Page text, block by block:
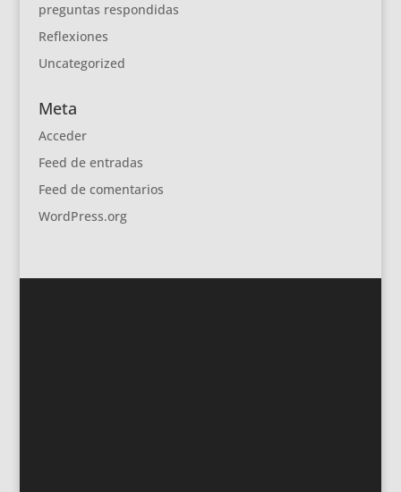
preguntas respondidas
Reflexiones
Uncategorized
Meta
Acceder
Feed de entradas
Feed de comentarios
WordPress.org